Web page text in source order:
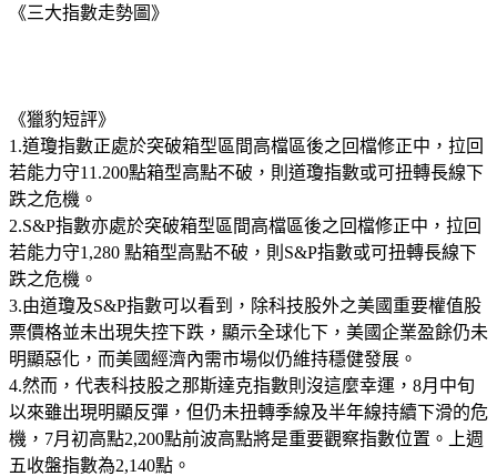
《三大指數走勢圖》
《獵豹短評》
1.道瓊指數正處於突破箱型區間高檔區後之回檔修正中，拉回
若能力守11.200點箱型高點不破，則道瓊指數或可扭轉長線下
跌之危機。
2.S&P指數亦處於突破箱型區間高檔區後之回檔修正中，拉回
若能力守1,280 點箱型高點不破，則S&P指數或可扭轉長線下
跌之危機。
3.由道瓊及S&P指數可以看到，除科技股外之美國重要權值股
票價格並未出現失控下跌，顯示全球化下，美國企業盈餘仍未
明顯惡化，而美國經濟內需市場似仍維持穩健發展。
4.然而，代表科技股之那斯達克指數則沒這麼幸運，8月中旬
以來雖出現明顯反彈，但仍未扭轉季線及半年線持續下滑的危
機，7月初高點2,200點前波高點將是重要觀察指數位置。上週
五收盤指數為2,140點。